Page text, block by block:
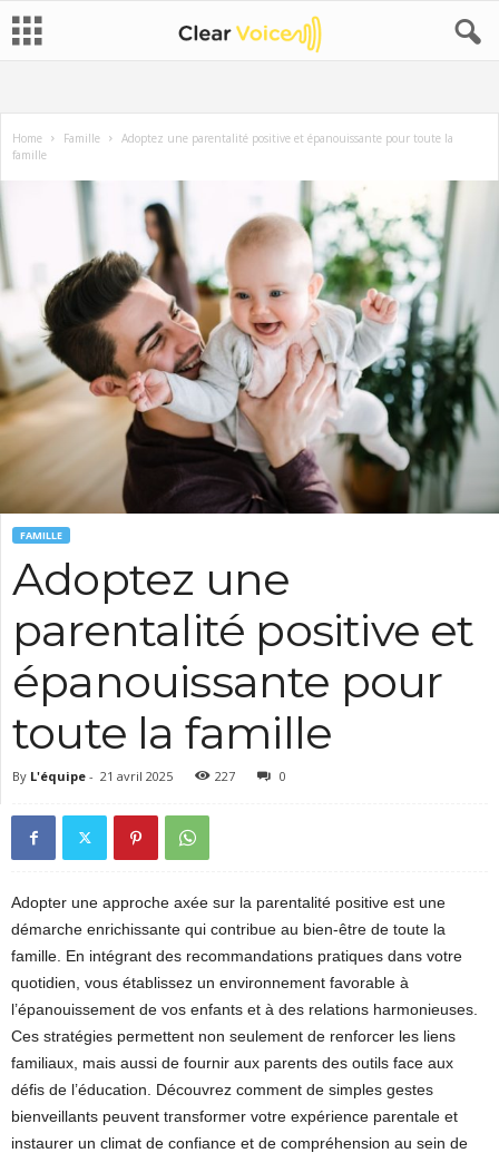
Home Famille
Adoptez une parentalité positive et épanouissante pour toute la
famille
FAMILLE
Adoptez une
parentalité positive et
épanouissante pour
toute la famille
By L'équipe - 21 avril 2025 227 0
Adopter une approche axée sur la parentalité positive est une
démarche enrichissante qui contribue au bien-être de toute la
famille. En intégrant des recommandations pratiques dans votre
quotidien, vous établissez un environnement favorable à
l’épanouissement de vos enfants et à des relations harmonieuses.
Ces stratégies permettent non seulement de renforcer les liens
familiaux, mais aussi de fournir aux parents des outils face aux
défis de l’éducation. Découvrez comment de simples gestes
bienveillants peuvent transformer votre expérience parentale et
instaurer un climat de confiance et de compréhension au sein de